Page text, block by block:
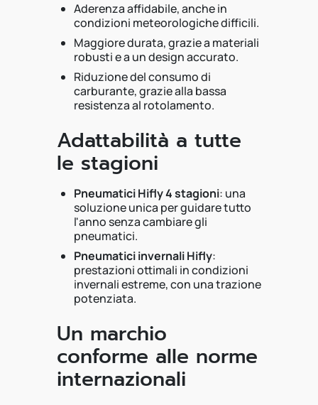
Aderenza affidabile, anche in
condizioni meteorologiche difficili.
Maggiore durata, grazie a materiali
robusti e a un design accurato.
Riduzione del consumo di
carburante, grazie alla bassa
resistenza al rotolamento.
Adattabilità a tutte
le stagioni
Pneumatici Hifly 4 stagioni: una
soluzione unica per guidare tutto
l'anno senza cambiare gli
pneumatici.
Pneumatici invernali Hifly:
prestazioni ottimali in condizioni
invernali estreme, con una trazione
potenziata.
Un marchio
conforme alle norme
internazionali